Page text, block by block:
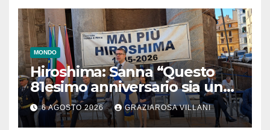
MONDO
Hiroshima: Sanna “Questo
81esimo anniversario sia un
monito per tutti”
6 AGOSTO 2026 GRAZIAROSA VILLANI